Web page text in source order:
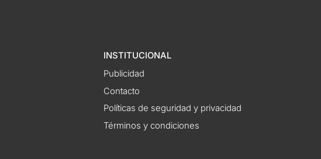
INSTITUCIONAL
Publicidad
Contacto
Políticas de seguridad y privacidad
Términos y condiciones